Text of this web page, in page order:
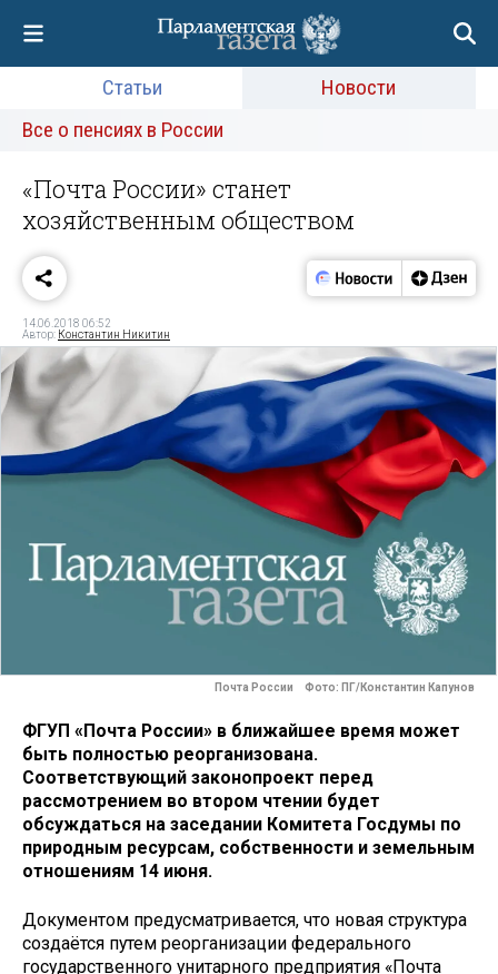
Статьи
Новости
Все о пенсиях в России
«Почта России» станет
хозяйственным обществом
14.06.2018 06:52
Автор: Константин Никитин
Почта России Фото: ПГ/Константин Капунов
ФГУП «Почта России» в ближайшее время может
быть полностью реорганизована.
Соответствующий законопроект перед
рассмотрением во втором чтении будет
обсуждаться на заседании Комитета Госдумы по
природным ресурсам, собственности и земельным
отношениям 14 июня.
Документом предусматривается, что новая структура
создаётся путем реорганизации федерального
государственного унитарного предприятия «Почта